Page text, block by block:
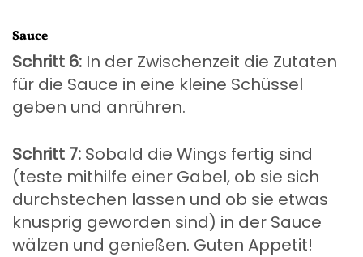
Sauce
Schritt 6: In der Zwischenzeit die Zutaten
für die Sauce in eine kleine Schüssel
geben und anrühren.
Schritt 7: Sobald die Wings fertig sind
(teste mithilfe einer Gabel, ob sie sich
durchstechen lassen und ob sie etwas
knusprig geworden sind) in der Sauce
wälzen und genießen. Guten Appetit!